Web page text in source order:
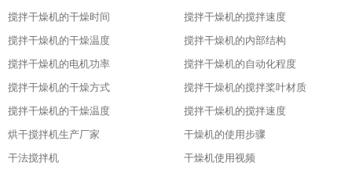
搅拌干燥机的干燥时间
搅拌干燥机的搅拌速度
搅拌干燥机的干燥温度
搅拌干燥机的内部结构
搅拌干燥机的电机功率
搅拌干燥机的自动化程度
搅拌干燥机的干燥方式
搅拌干燥机的搅拌桨叶材质
搅拌干燥机的干燥温度
搅拌干燥机的搅拌速度
烘干搅拌机生产厂家
干燥机的使用步骤
干法搅拌机
干燥机使用视频